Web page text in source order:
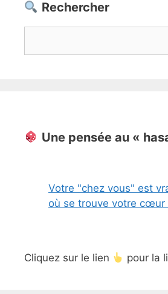
Rechercher
Une pensée au «
Votre "chez vous" est
où se trouve votre cœur
Cliquez sur le lien pour la